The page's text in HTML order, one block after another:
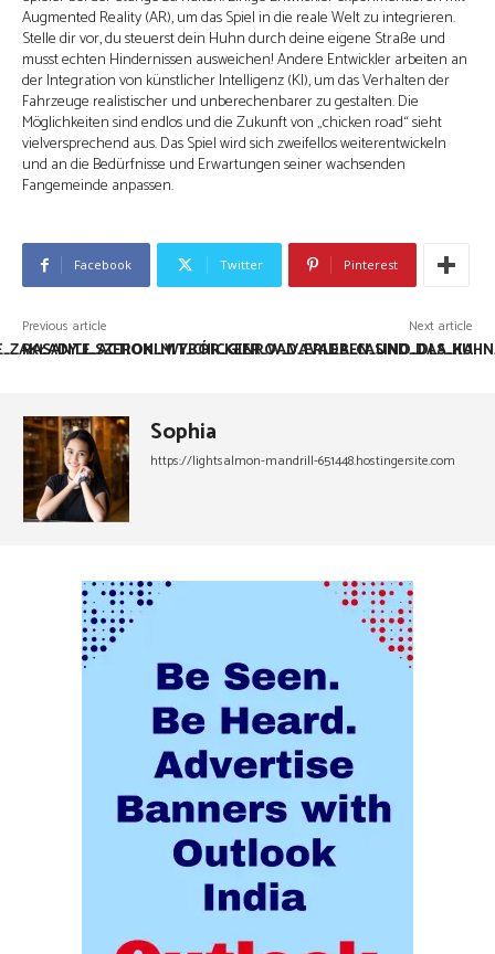
Augmented Reality (AR), um das Spiel in die reale Welt zu integrieren.
Stelle dir vor, du steuerst dein Huhn durch deine eigene Straße und
musst echten Hindernissen ausweichen! Andere Entwickler arbeiten an
der Integration von künstlicher Intelligenz (KI), um das Verhalten der
Fahrzeuge realistischer und unberechenbarer zu gestalten. Die
Möglichkeiten sind endlos und die Zukunft von „chicken road“ sieht
vielversprechend aus. Das Spiel wird sich zweifellos weiterentwickeln
und an die Bedürfnisse und Erwartungen seiner wachsenden
Fangemeinde anpassen.
Facebook Twitter Pinterest
Previous article Next article
Sophia
https://lightsalmon-mandrill-651448.hostingersite.com